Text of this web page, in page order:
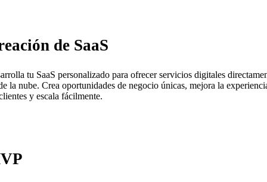
de SaaS
tu SaaS personalizado para ofrecer servicios digitales
la nube. Crea oportunidades de negocio únicas, mejora la
y escala fácilmente.